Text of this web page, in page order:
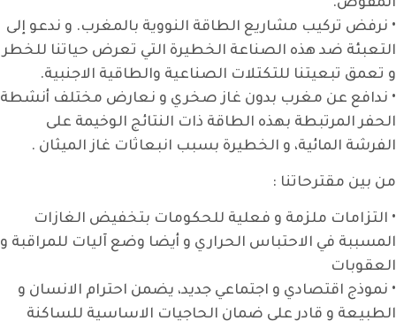
• نرفض تركيب مشاريع الطاقة النووية بالمغرب. و ندعو إلى
التعبئة ضد هذه الصناعة الخطيرة التي تعرض حياتنا للخطر
و تعمق تبعيتنا للتكتلات الصناعية والطاقية الاجنبية.
• ندافع عن مغرب بدون غاز صخري و نعارض مختلف أنشطة
الحفر المرتبطة بهذه الطاقة ذات النتائج الوخيمة على
الفرشة المائية، و الخطيرة بسبب انبعاثات غاز الميثان .
من بين مقترحاتنا :
• التزامات ملزمة و فعلية للحكومات بتخفيض الغازات
المسببة في الاحتباس الحراري و أيضا وضع آليات للمراقبة و
العقوبات
• نموذج اقتصادي و اجتماعي جديد، يضمن احترام الانسان و
الطبيعة و قادر على ضمان الحاجيات الاساسية للساكنة